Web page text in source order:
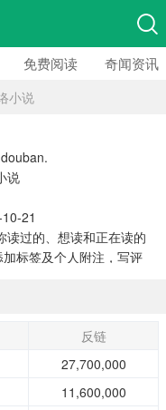
免费阅读 奇闻资讯
小说
说
21
读过的、想读和正在读的
标签及个人附注，写评
反链
27,700,000
11,600,000